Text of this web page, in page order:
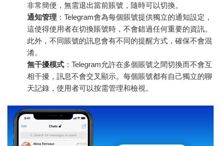
非常簡便，無需退出當前賬號，隨時可以切換。
通知管理 ：Telegram會為每個賬號提供獨立的通知設定，
這使得使用者在切換賬號時，不會錯過任何重要的資訊。
此外，不同賬號的訊息會有不同的提醒方式，確保不會混
淆。
無干擾模式 ：Telegram允許在多個賬號之間切換而不會互
相干擾，訊息不會交叉顯示。每個賬號都有自己獨立的聊
天記錄，使用者可以按需管理和檢視。